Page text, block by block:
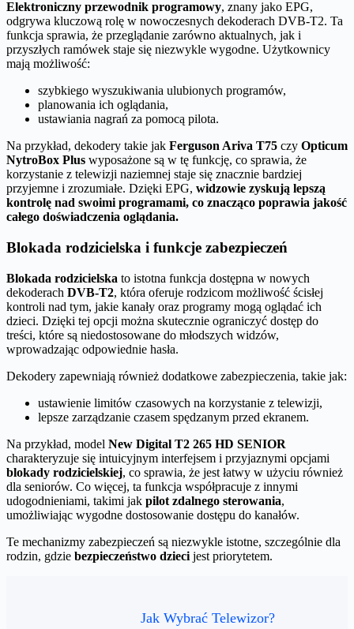
Elektroniczny przewodnik programowy, znany jako EPG,
odgrywa kluczową rolę w nowoczesnych dekoderach DVB-T2. Ta
funkcja sprawia, że przeglądanie zarówno aktualnych, jak i
przyszłych ramówek staje się niezwykle wygodne. Użytkownicy
mają możliwość:
szybkiego wyszukiwania ulubionych programów,
planowania ich oglądania,
ustawiania nagrań za pomocą pilota.
Na przykład, dekodery takie jak Ferguson Ariva T75 czy Opticum
NytroBox Plus wyposażone są w tę funkcję, co sprawia, że
korzystanie z telewizji naziemnej staje się znacznie bardziej
przyjemne i zrozumiałe. Dzięki EPG, widzowie zyskują lepszą
kontrolę nad swoimi programami, co znacząco poprawia jakość
całego doświadczenia oglądania.
Blokada rodzicielska i funkcje zabezpieczeń
Blokada rodzicielska to istotna funkcja dostępna w nowych
dekoderach DVB-T2, która oferuje rodzicom możliwość ścisłej
kontroli nad tym, jakie kanały oraz programy mogą oglądać ich
dzieci. Dzięki tej opcji można skutecznie ograniczyć dostęp do
treści, które są niedostosowane do młodszych widzów,
wprowadzając odpowiednie hasła.
Dekodery zapewniają również dodatkowe zabezpieczenia, takie jak:
ustawienie limitów czasowych na korzystanie z telewizji,
lepsze zarządzanie czasem spędzanym przed ekranem.
Na przykład, model New Digital T2 265 HD SENIOR
charakteryzuje się intuicyjnym interfejsem i przyjaznymi opcjami
blokady rodzicielskiej, co sprawia, że jest łatwy w użyciu również
dla seniorów. Co więcej, ta funkcja współpracuje z innymi
udogodnieniami, takimi jak pilot zdalnego sterowania,
umożliwiając wygodne dostosowanie dostępu do kanałów.
Te mechanizmy zabezpieczeń są niezwykle istotne, szczególnie dla
rodzin, gdzie bezpieczeństwo dzieci jest priorytetem.
Jak Wybrać Telewizor?